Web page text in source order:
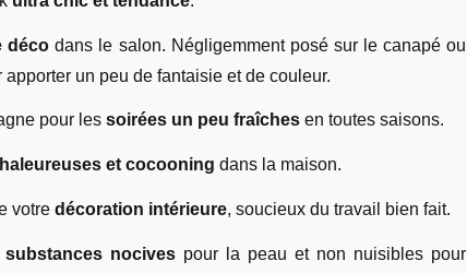
déco dans le salon. Négligemment posé sur le canapé ou
apporter un peu de fantaisie et de couleur.
pour les soirées un peu fraîches en toutes saisons.
et cocooning dans la maison.
votre décoration intérieure, soucieux du travail bien fait.
substances nocivespour la peau et non nuisibles pour